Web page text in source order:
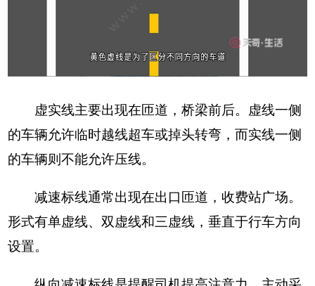
虚实线主要出现在匝道，桥梁前后。虚线一侧
的车辆允许临时越线超车或掉头转弯，而实线一侧
的车辆则不能允许压线。
减速标线通常出现在出口匝道，收费站广场。
形式有单虚线、双虚线和三虚线，垂直于行车方向
设置。